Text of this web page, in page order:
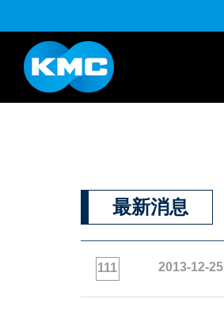
K系列
YouTube
最新消息
111 2013-12-25